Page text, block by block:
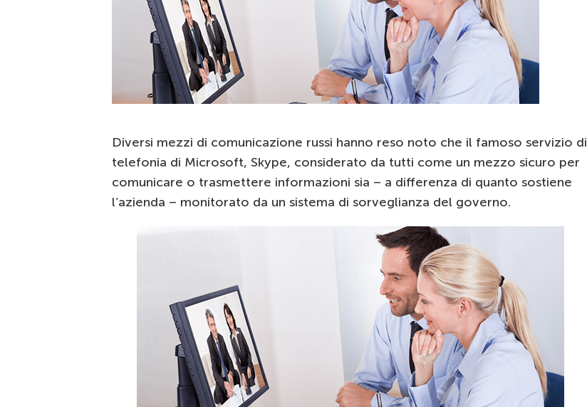
Diversi mezzi di comunicazione russi hanno reso noto che il famoso servizio di
telefonia di Microsoft, Skype, considerato da tutti come un mezzo sicuro per
comunicare o trasmettere informazioni sia – a differenza di quanto sostiene
l’azienda – monitorato da un sistema di sorveglianza del governo.